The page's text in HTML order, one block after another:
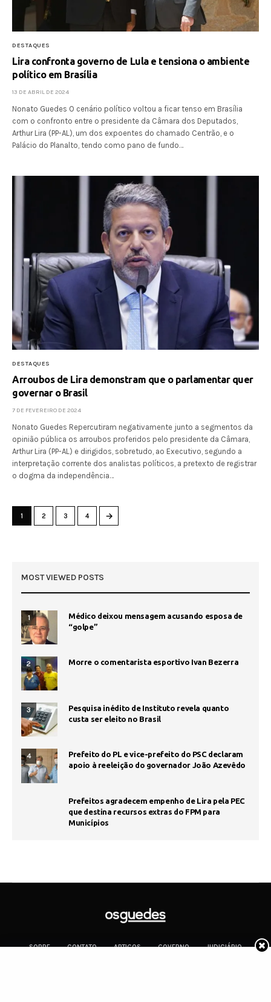
DESTAQUES
Lira confronta governo de Lula e tensiona o ambiente
político em Brasília
13 DE ABRIL DE 2024
Nonato Guedes O cenário político voltou a ficar tenso em Brasília
com o confronto entre o presidente da Câmara dos Deputados,
Arthur Lira (PP-AL), um dos expoentes do chamado Centrão, e o
Palácio do Planalto, tendo como pano de fundo…
DESTAQUES
Arroubos de Lira demonstram que o parlamentar quer
governar o Brasil
7 DE FEVEREIRO DE 2024
Nonato Guedes Repercutiram negativamente junto a segmentos da
opinião pública os arroubos proferidos pelo presidente da Câmara,
Arthur Lira (PP-AL) e dirigidos, sobretudo, ao Executivo, segundo a
interpretação corrente dos analistas políticos, a pretexto de registrar
o dogma da independência…
1 2 3 4 →
MOST VIEWED POSTS
1
Médico deixou mensagem acusando esposa de
“golpe”
2 Morre o comentarista esportivo Ivan Bezerra
3
Pesquisa inédito de Instituto revela quanto
custa ser eleito no Brasil
4
Prefeito do PL e vice-prefeito do PSC declaram
apoio à reeleição do governador João Azevêdo
Prefeitos agradecem empenho de Lira pela PEC
que destina recursos extras do FPM para
Municípios
SOBRE CONTATO ARTIGOS GOVERNO
JUDICIÁRIO